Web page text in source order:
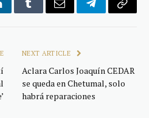
TumblrEmail TelegramCopy
NEXT ARTICLE
Aclara Carlos Joaquín CEDAR
se queda en Chetumal, solo
habrá reparaciones